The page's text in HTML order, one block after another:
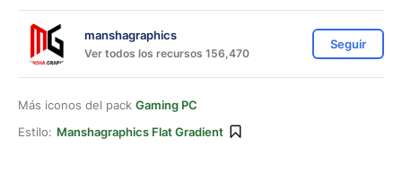
manshagraphics
Ver todos los recursos 156,470
Seguir
Más iconos del pack Gaming PC
Estilo: Manshagraphics Flat Gradient